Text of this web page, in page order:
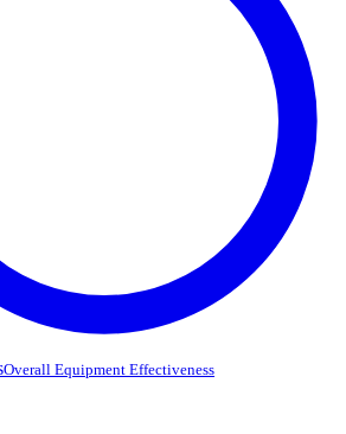
Overall Equipment Effectiveness